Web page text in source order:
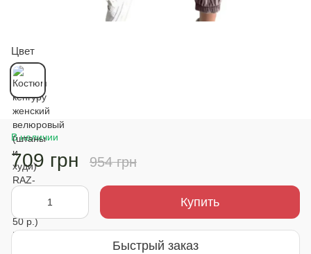
Цвет
В наличии
709 грн 954 грн
Купить
Быстрый заказ